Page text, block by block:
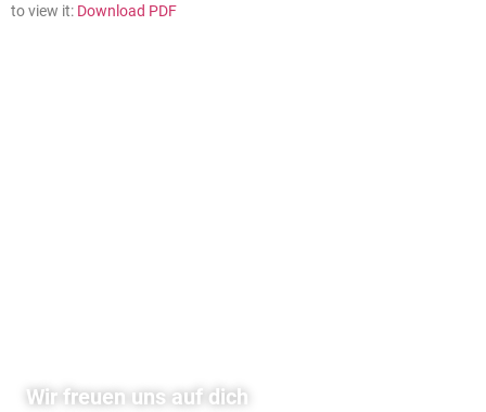
to view it: Download PDF
Wir freuen uns auf dich